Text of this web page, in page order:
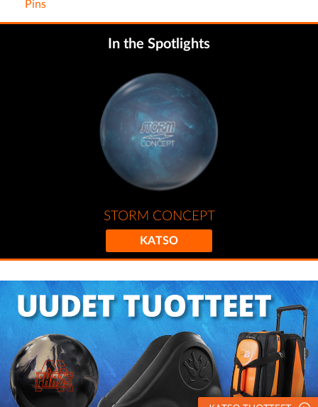
Pins
In the Spotlights
STORM CONCEPT
KATSO